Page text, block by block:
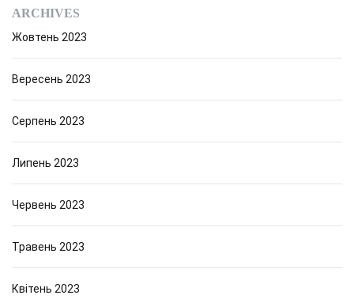
ARCHIVES
Жовтень 2023
Вересень 2023
Серпень 2023
Липень 2023
Червень 2023
Травень 2023
Квітень 2023